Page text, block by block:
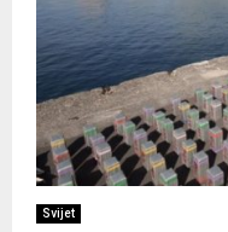
Svijet